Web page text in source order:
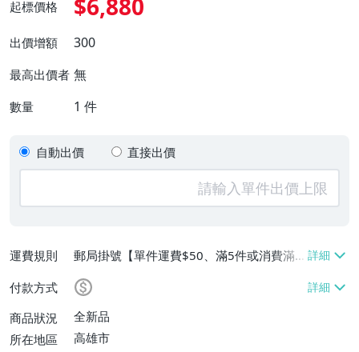
起標價格 $6,880
出價增額 300
最高出價者 無
數量 1 件
自動出價 直接出價
運費規則
郵局掛號【單件運費$50、滿5件或消費滿
$10000免運費】、面交/自取/不寄送【免
運費】
付款方式
商品狀況
全新品
所在地區
高雄市